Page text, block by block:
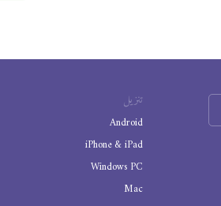
تنزيل
Android
iPhone & iPad
Windows PC
Mac